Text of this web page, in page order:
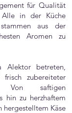
für Qualität
Alle in der Küche
aus der
Aromen zu
Alektor betreten,
zubereiteter
Von saftigen
hin zu herzhaftem
hergestelltem Käse